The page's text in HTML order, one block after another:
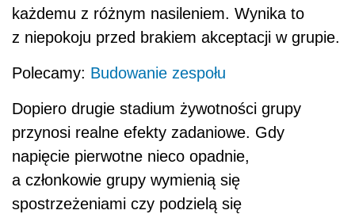
każdemu z różnym nasileniem. Wynika to
z niepokoju przed brakiem akceptacji w grupie.
Polecamy: Budowanie zespołu
Dopiero drugie stadium żywotności grupy
przynosi realne efekty zadaniowe. Gdy
napięcie pierwotne nieco opadnie,
a członkowie grupy wymienią się
spostrzeżeniami czy podzielą się